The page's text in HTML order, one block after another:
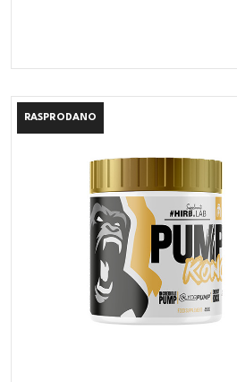
RASPRODANO
RASPRODANO